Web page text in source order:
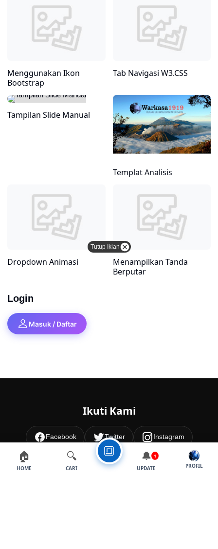
Menggunakan Ikon
Bootstrap
Tab Navigasi W3.CSS
Tampilan Slide Manual
Templat Analisis
Dropdown Animasi
Menampilkan Tanda
Berputar
Tutup Iklan
🏠
HOME
🔍
CARI
🔳 1
🔔
UPDATE PROFIL
Login
Masuk / Daftar
Ikuti Kami
Facebook Twitter Instagram
YouTube